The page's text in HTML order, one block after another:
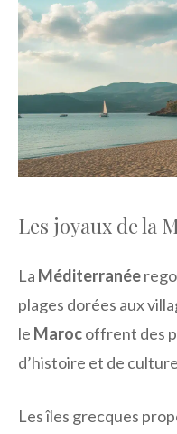
Les joyaux de la
La Méditerranée
plages dorées aux
le Marocoffrent des
d’histoire et de
Les îles grecques